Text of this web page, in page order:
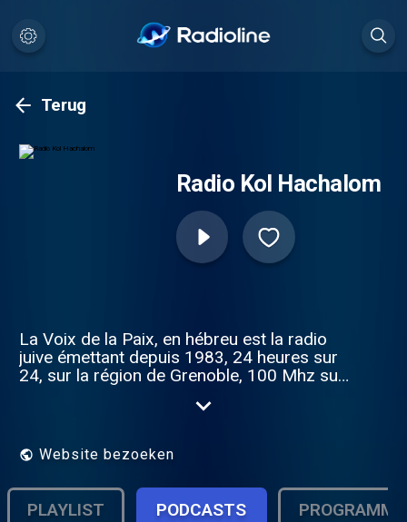
Terug
Radio Kol Hachalom
La Voix de la Paix, en hébreu est la radio
juive émettant depuis 1983, 24 heures sur
24, sur la région de Grenoble, 100 Mhz sur
Website bezoeken
PLAYLIST PODCASTS PROGRAMMA